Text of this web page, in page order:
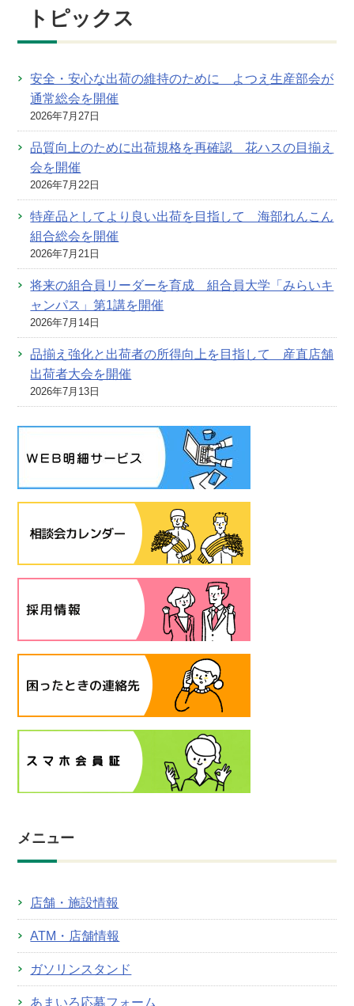
トピックス
安全・安心な出荷の維持のために よつえ生産部会が
通常総会を開催
2026年7月27日
品質向上のために出荷規格を再確認 花ハスの目揃え
会を開催
2026年7月22日
特産品としてより良い出荷を目指して 海部れんこん
組合総会を開催
2026年7月21日
将来の組合員リーダーを育成 組合員大学「みらいキ
ャンパス」第1講を開催
2026年7月14日
品揃え強化と出荷者の所得向上を目指して 産直店舗
出荷者大会を開催
2026年7月13日
メニュー
店舗・施設情報
ATM・店舗情報
ガソリンスタンド
あまいろ応募フォーム